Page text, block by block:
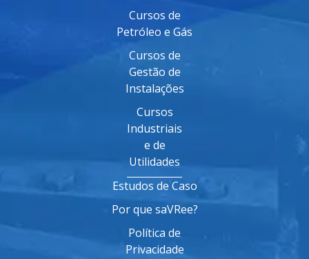
Cursos de
Petróleo e Gás
Cursos de
Gestão de
Instalações
Cursos
Industriais
e de
Utilidades
Estudos de Caso
Por que saVRee?
Política de
Privacidade